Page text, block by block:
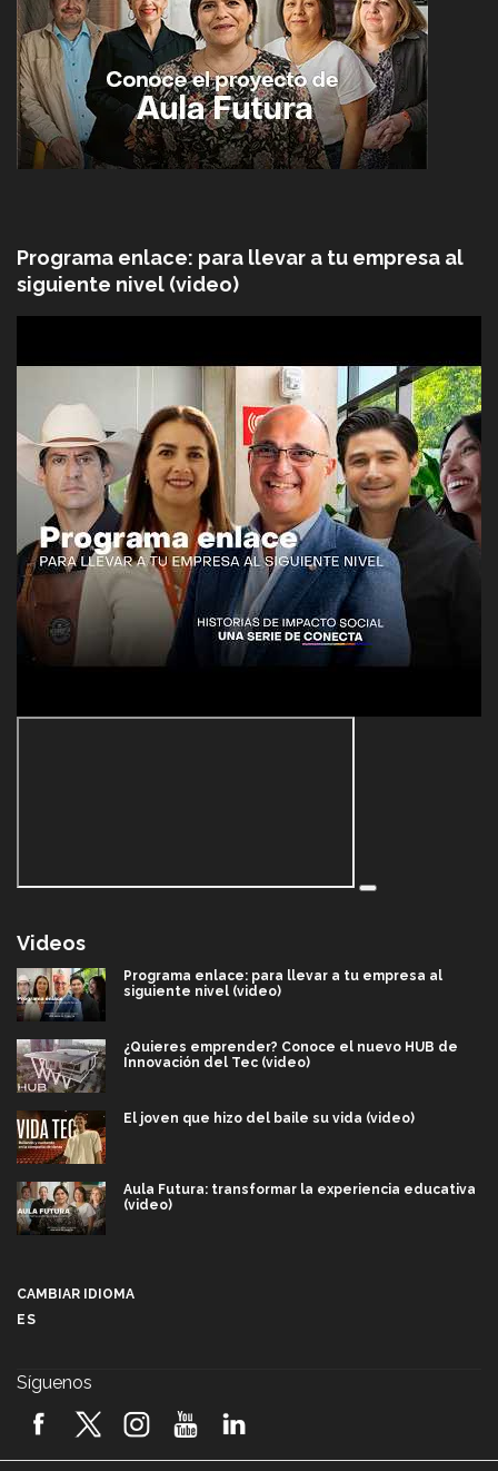
Programa enlace: para llevar a tu empresa al
siguiente nivel (video)
Videos
Programa enlace: para llevar a tu empresa al
siguiente nivel (video)
¿Quieres emprender? Conoce el nuevo HUB de
Innovación del Tec (video)
El joven que hizo del baile su vida (video)
Aula Futura: transformar la experiencia educativa
(video)
2026! (video)
CAMBIAR IDIOMA
ES
Síguenos